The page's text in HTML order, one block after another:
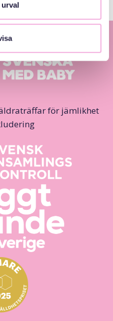
för jämlikhet